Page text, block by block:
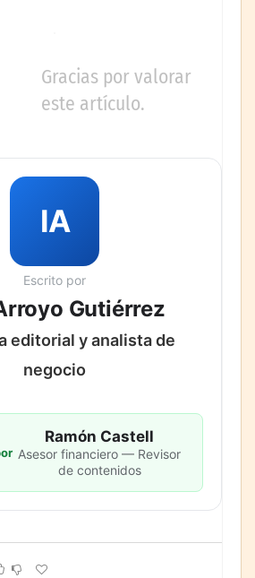
Gracias por valorar
este artículo.
IA
Escrito por
Gutiérrez
editorial y analista de
negocio
Ramón Castell
Asesor financiero — Revisor
de contenidos